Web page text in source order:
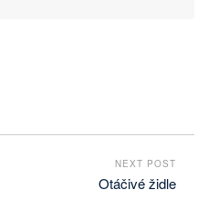
NEXT POST
Otáčivé židle